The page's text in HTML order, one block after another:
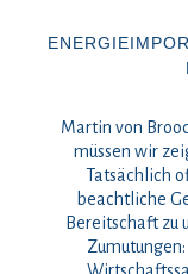
Martin von
müssen wir
Tatsächlich
beachtliche
Bereitschaft zu